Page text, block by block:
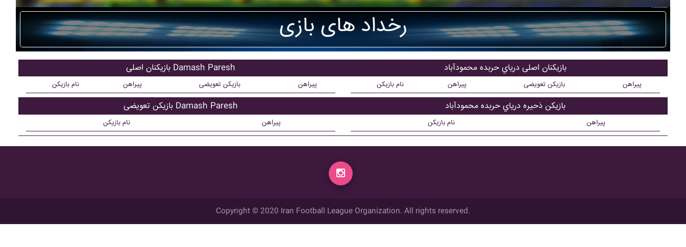
رخداد های بازی
بازیکنان اصلی Damash Paresh
نام بازیکن پیراهن بازیکن تعویضی پیراهن
بازیکن تعویضی Damash Paresh
نام بازیکن پیراهن
بازیکنان اصلی درياي حربده محمودآباد
نام بازیکن پیراهن بازیکن تعویضی پیراهن
بازیکن ذحیره درياي حربده محمودآباد
نام بازیکن پیراهن
Copyright © 2020 Iran Football League Organization. All rights reserved.